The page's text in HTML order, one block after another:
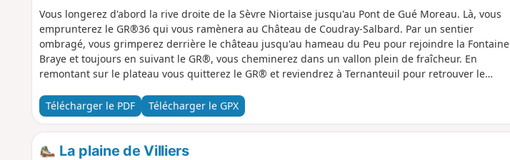
Vous longerez d'abord la rive droite de la Sèvre Niortaise jusqu'au Pont de Gué Moreau. Là, vous
emprunterez le GR®36 qui vous ramènera au Château de Coudray-Salbard. Par un sentier
ombragé, vous grimperez derrière le château jusqu'au hameau du Peu pour rejoindre la Fontaine
Braye et toujours en suivant le GR®, vous cheminerez dans un vallon plein de fraîcheur. En
remontant sur le plateau vous quitterez le GR® et reviendrez à Ternanteuil pour retrouver le
Télécharger le PDF
Télécharger le GPX
La plaine de Villiers